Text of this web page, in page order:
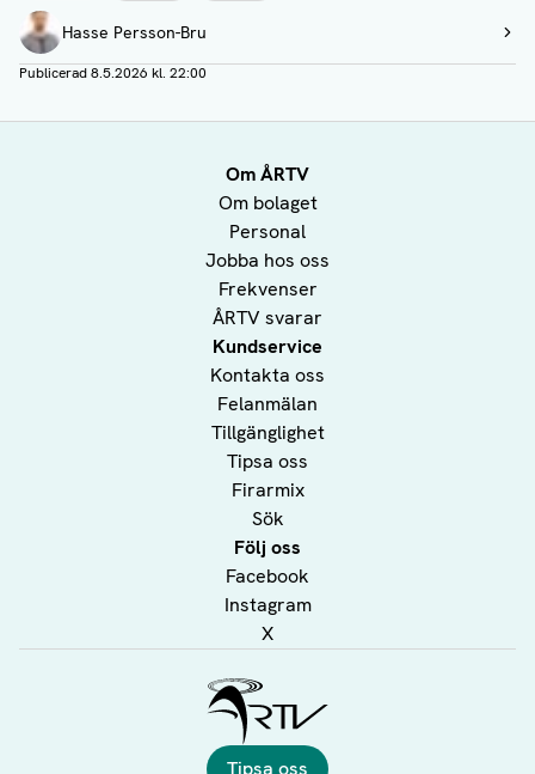
Författare
Hasse Persson-Bru
Visa profil
Publicerad8.5.2026 kl. 22:00
Om ÅRTV
Om bolaget
Personal
Jobba hos oss
Frekvenser
ÅRTV svarar
Kundservice
Kontakta oss
Felanmälan
Tillgänglighet
Tipsa oss
Firarmix
Sök
Följ oss
Facebook
Instagram
X